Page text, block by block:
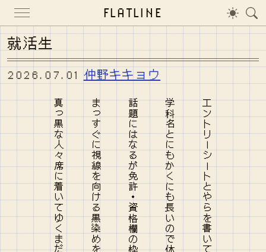
FLATLINE
就活生
2026.07.01 仲野キキョウ